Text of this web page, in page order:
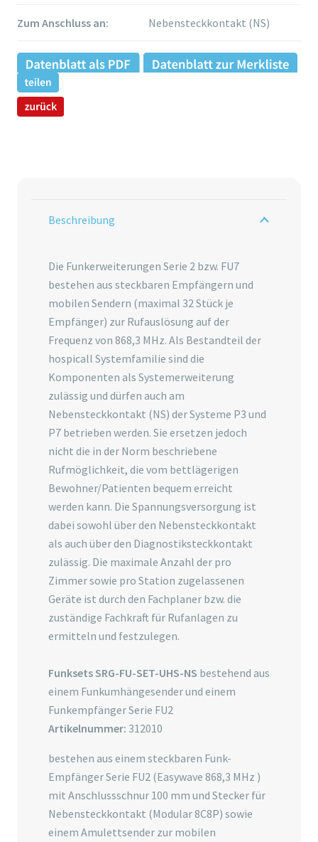
Zum Anschluss an: Nebensteckkontakt (NS)
Beschreibung
Die Funkerweiterungen Serie 2 bzw. FU7
bestehen aus steckbaren Empfängern und
mobilen Sendern (maximal 32 Stück je
Empfänger) zur Rufauslösung auf der
Frequenz von 868,3 MHz. Als Bestandteil der
hospicall Systemfamilie sind die
Komponenten als Systemerweiterung
zulässig und dürfen auch am
Nebensteckkontakt (NS) der Systeme P3 und
P7 betrieben werden. Sie ersetzen jedoch
nicht die in der Norm beschriebene
Rufmöglichkeit, die vom bettlägerigen
Bewohner/Patienten bequem erreicht
werden kann. Die Spannungsversorgung ist
dabei sowohl über den Nebensteckkontakt
als auch über den Diagnostiksteckkontakt
zulässig. Die maximale Anzahl der pro
Zimmer sowie pro Station zugelassenen
Geräte ist durch den Fachplaner bzw. die
zuständige Fachkraft für Rufanlagen zu
ermitteln und festzulegen.
Funksets SRG-FU-SET-UHS-NS bestehend aus
einem Funkumhängesender und einem
Funkempfänger Serie FU2
Artikelnummer: 312010
bestehen aus einem steckbaren Funk-
Empfänger Serie FU2 (Easywave 868,3 MHz )
mit Anschlussschnur 100 mm und Stecker für
Nebensteckkontakt (Modular 8C8P) sowie
einem Amulettsender zur mobilen